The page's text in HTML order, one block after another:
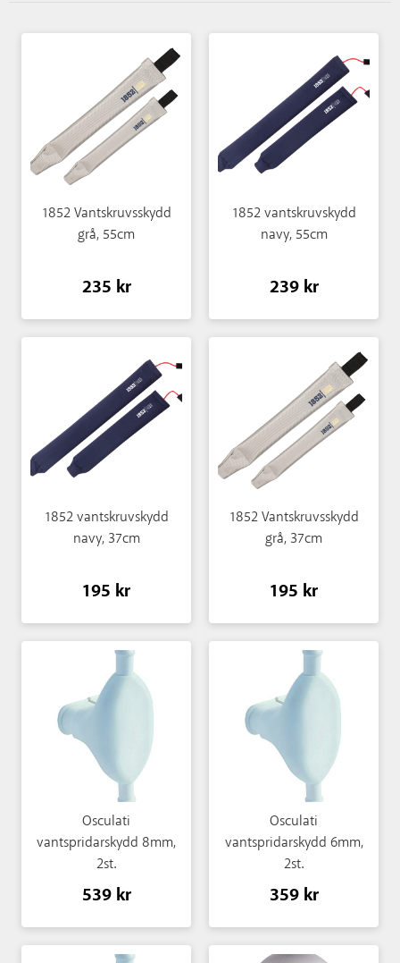
1852 Vantskruvsskydd
grå, 55cm
235 kr
1852 vantskruvskydd
navy, 55cm
239 kr
1852 vantskruvskydd
navy, 37cm
195 kr
1852 Vantskruvsskydd
grå, 37cm
195 kr
Osculati
vantspridarskydd 8mm,
2st.
539 kr
Osculati
vantspridarskydd 6mm,
2st.
359 kr